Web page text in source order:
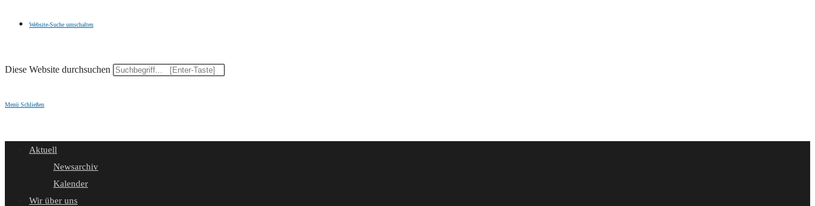
Website-Suche umschalten
Diese Website durchsuchen
Menü Schließen
Aktuell
Newsarchiv
Kalender
Wir über uns